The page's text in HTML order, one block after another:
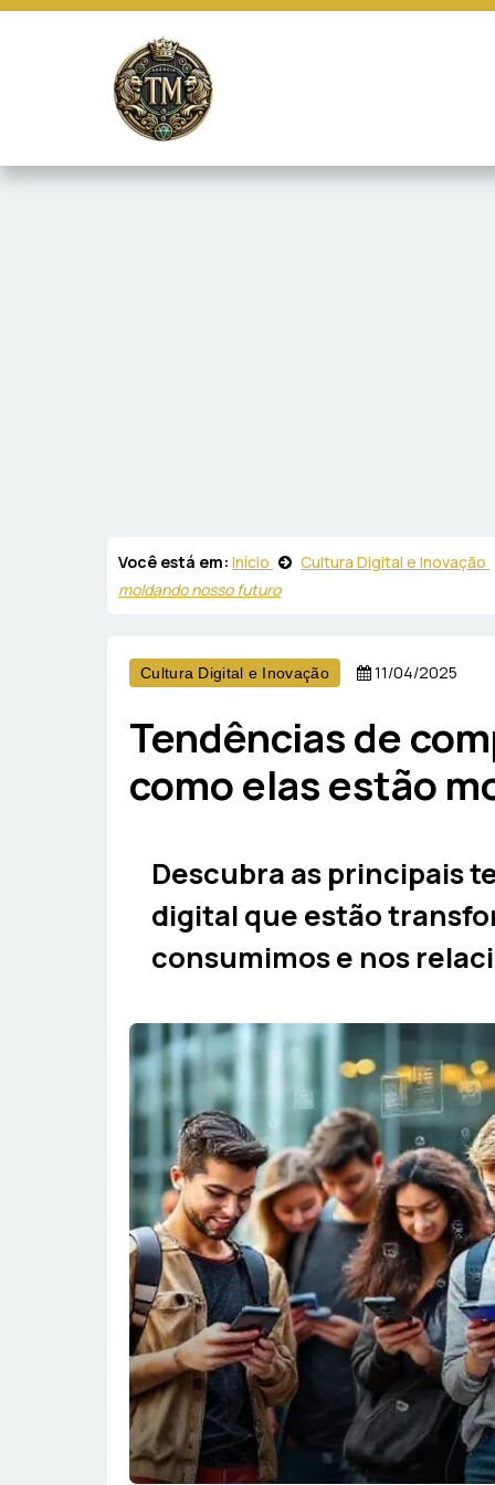
Você está em: Início
Cultura Digital e Inovação
moldando nosso futuro
Cultura Digital e Inovação 11/04/2025
Tendências de
como elas estão
Descubra as principais
digital que estão
consumimos e nos
marketing e fornecer conteúdo de terceiros. Leia mais em